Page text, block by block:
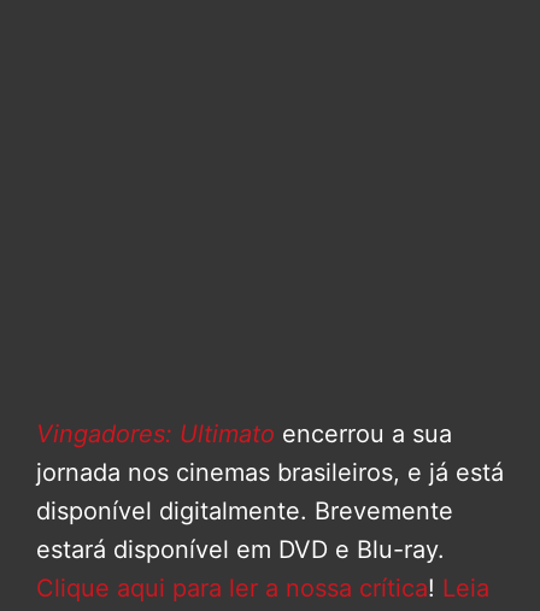
Vingadores: Ultimato encerrou a sua
jornada nos cinemas brasileiros, e já está
disponível digitalmente. Brevemente
estará disponível em DVD e Blu-ray.
Clique aqui para ler a nossa crítica! Leia